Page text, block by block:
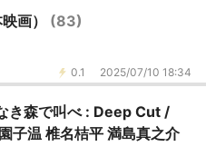
画） (83)
0.1 2025/07/10 18:34
き森で叫べ : Deep Cut /
温 椎名桔平 満島真之介